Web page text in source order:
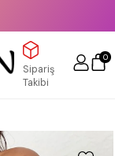
Sipariş
Takibi
0